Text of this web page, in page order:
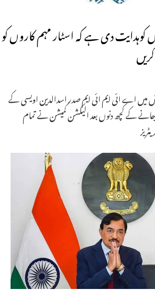
دی ہے کہ اسٹار مہم کاروں کو
میں اے ائی ایم ائی ایم صدر اسدالدین اویسی کے
کے کچھ دنوں بعد الیکشن کمیشن نے تمام